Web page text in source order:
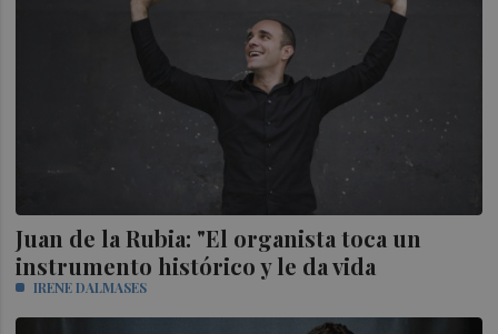
Juan de la Rubia: "El organista toca un
instrumento histórico y le da vida
IRENE DALMASES